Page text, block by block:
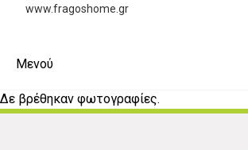
www.fragoshome.gr
Μενού
Δε βρέθηκαν φωτογραφίες.